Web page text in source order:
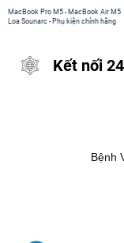
MacBook Pro M5 - MacBook Air M5
Loa Sounarc - Phụ kiện chính hãng
Kết nối
Bệnh